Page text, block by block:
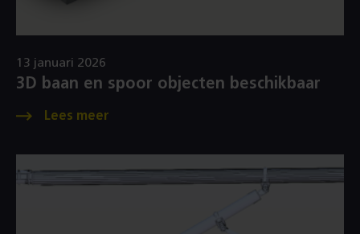
3D baan en spoor objecten beschikbaar
13 januari 2026